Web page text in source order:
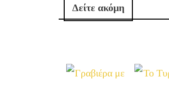
Δείτε ακόμη